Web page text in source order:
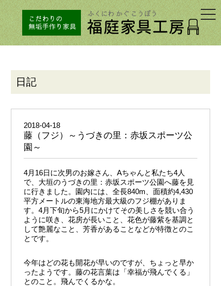
日記
2018-04-18
藤（フジ）～うづきの里：赤坂スポーツ公
園～
4月16日に次男のお嫁さん、Aちゃんと私たち4人
で、大垣のうづきの里：赤坂スポーツ公園へ藤を見
に行きました。園内には、全長840m、面積約4,430
平方メートルの東海地方最大級のフジ棚がありま
す。4月下旬から5月にかけてその美しさを競い合う
ように咲き、花房が長いこと、花色が藤紫を基調と
して艶麗なこと、芳香があることなどが特徴とのこ
とです。
今年はどの花も開花が早いのですが、ちょっと早か
ったようです。藤の花言葉は「幸福が飛んでくる」
とのこと。飛んでくるかな。